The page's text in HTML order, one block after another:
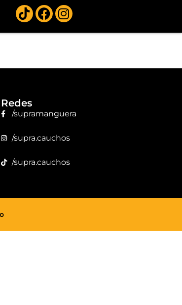
Redes
/supramanguera
/supra.cauchos
/supra.cauchos